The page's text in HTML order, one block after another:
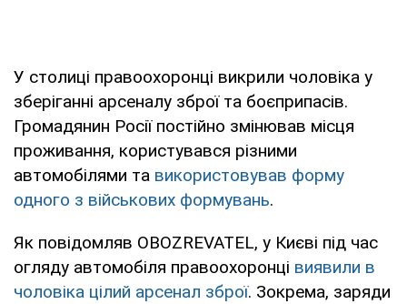
У столиці правоохоронці викрили чоловіка у
зберіганні арсеналу зброї та боєприпасів.
Громадянин Росії постійно змінював місця
проживання, користувався різними
автомобілями та використовував форму
одного з військових формувань.
Як повідомляв OBOZREVATEL, у Києві під час
огляду автомобіля правоохоронці виявили в
чоловіка цілий арсенал зброї. Зокрема, заряди